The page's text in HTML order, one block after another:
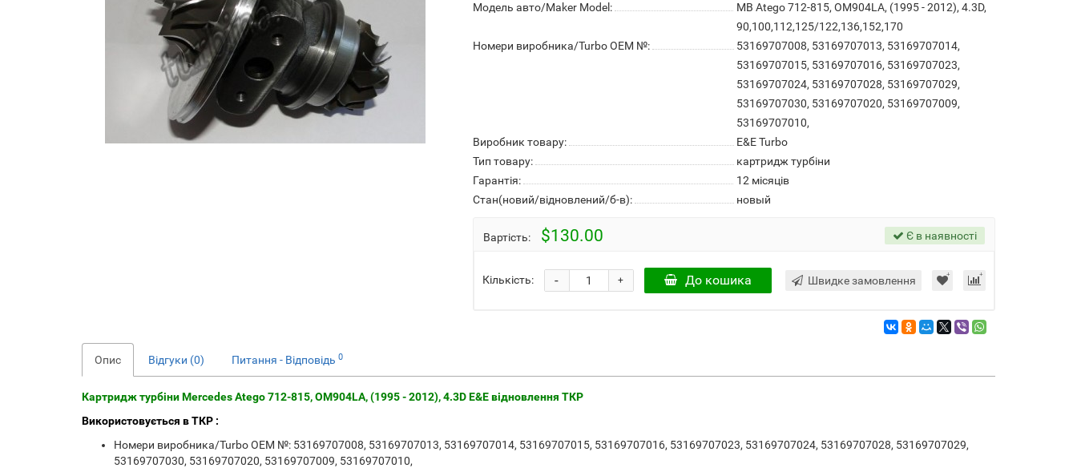
Модель авто/Maker Model:
MB Atego 712-815, OM904LA, (1995 - 2012), 4.3D,
90,100,112,125/122,136,152,170
Номери виробника/Turbo OEM №:
53169707008, 53169707013, 53169707014,
53169707015, 53169707016, 53169707023,
53169707024, 53169707028, 53169707029,
53169707030, 53169707020, 53169707009,
53169707010,
Виробник товару:
E&E Turbo
Тип товару:
картридж турбіни
Гарантія:
12 місяців
Стан(новий/відновлений/б-в):
новый
Вартість: $130.00 Є в наявності
Кількість: +
- До кошика Швидке замовлення
Опис Відгуки (0) Питання - Відповідь 0
Картридж турбіни Mercedes Atego 712-815, OM904LA, (1995 - 2012), 4.3D E&E відновлення ТКР
Використовується в ТКР :
Номери виробника/Turbo OEM №: 53169707008, 53169707013, 53169707014, 53169707015, 53169707016, 53169707023, 53169707024, 53169707028, 53169707029,
53169707030, 53169707020, 53169707009, 53169707010,